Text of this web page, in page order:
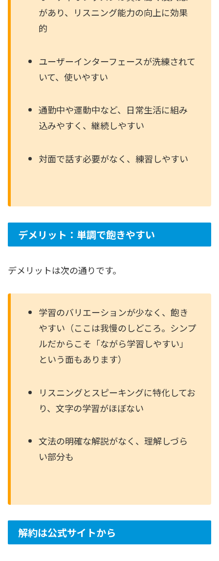
があり、リスニング能力の向上に効果
的
ユーザーインターフェースが洗練されて
いて、使いやすい
通勤中や運動中など、日常生活に組み
込みやすく、継続しやすい
対面で話す必要がなく、練習しやすい
デメリット：単調で飽きやすい
デメリットは次の通りです。
学習のバリエーションが少なく、飽き
やすい（ここは我慢のしどころ。シンプ
ルだからこそ「ながら学習しやすい」
という面もあります）
リスニングとスピーキングに特化してお
り、文字の学習がほぼない
文法の明確な解説がなく、理解しづら
い部分も
解約は公式サイトから